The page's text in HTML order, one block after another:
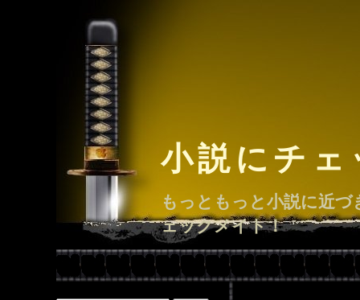
小説にチ
もっともっと小説に近
ェックメイト！